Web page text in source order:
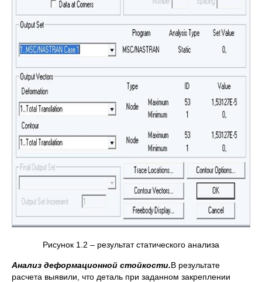
Рисунок 1.2 – результат статического анализа
Анализ деформационной стойкости.В результате
расчета выявили, что деталь при заданном закреплении